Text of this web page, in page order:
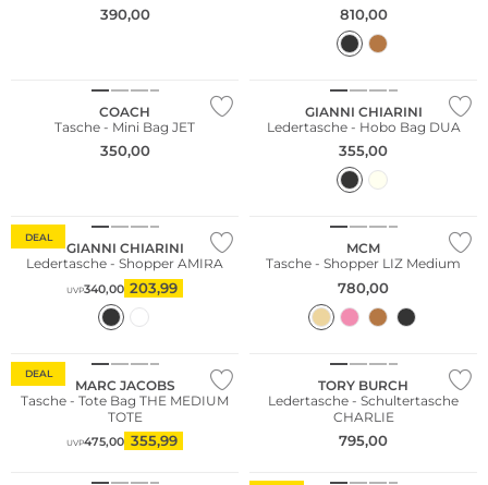
390,00 810,00
COACH
Tasche - Mini Bag JET
350,00
GIANNI CHIARINI
Ledertasche - Hobo Bag DUA
355,00
DEAL
GIANNI CHIARINI
Ledertasche - Shopper AMIRA
UVP340,00 203,99
MCM
Tasche - Shopper LIZ Medium
780,00
DEAL
MARC JACOBS
Tasche - Tote Bag THE MEDIUM
TOTE
UVP475,00 355,99
TORY BURCH
Ledertasche - Schultertasche
CHARLIE
795,00